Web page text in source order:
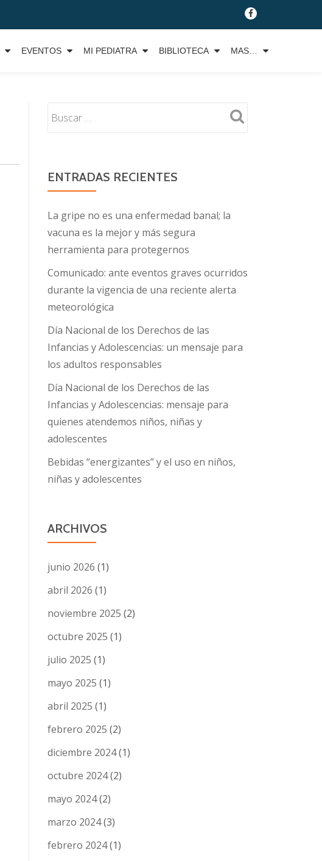
fa-
facebook
EVENTOS MI PEDIATRA BIBLIOTECA MAS…
ENTRADAS RECIENTES
La gripe no es una enfermedad banal; la
vacuna es la mejor y más segura
herramienta para protegernos
Comunicado: ante eventos graves ocurridos
durante la vigencia de una reciente alerta
meteorológica
Día Nacional de los Derechos de las
Infancias y Adolescencias: un mensaje para
los adultos responsables
Día Nacional de los Derechos de las
Infancias y Adolescencias: mensaje para
quienes atendemos niños, niñas y
adolescentes
Bebidas “energizantes” y el uso en niños,
niñas y adolescentes
ARCHIVOS
junio 2026 (1)
abril 2026 (1)
noviembre 2025 (2)
octubre 2025 (1)
julio 2025 (1)
mayo 2025 (1)
abril 2025 (1)
febrero 2025 (2)
diciembre 2024(1)
octubre 2024(2)
mayo 2024(2)
marzo 2024(3)
febrero 2024(1)